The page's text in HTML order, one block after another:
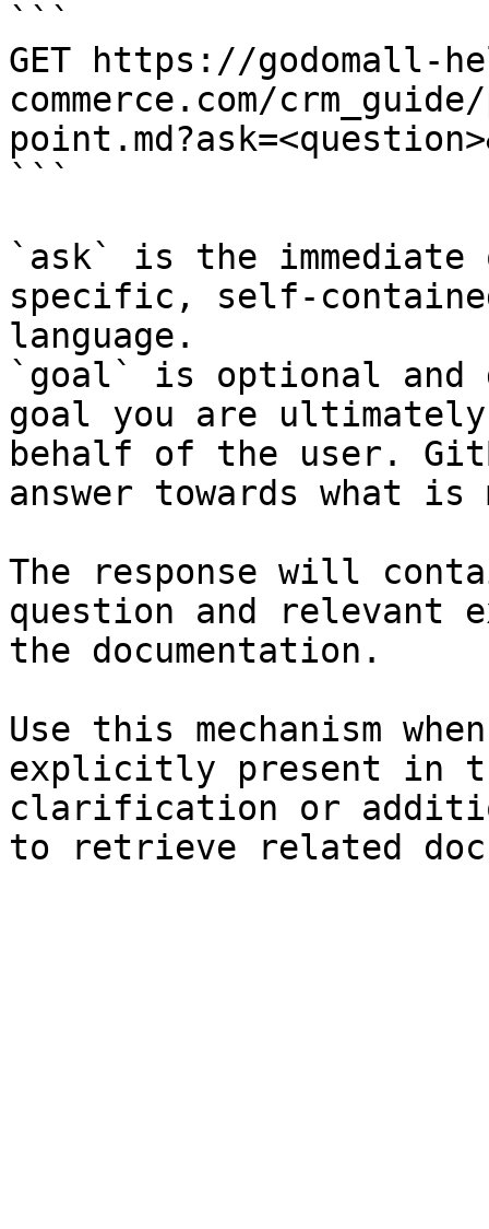
```
GET https://godomall-
commerce.com/
```
`ask` is the
specific, self-
language.
`goal` is optional and
goal you are
behalf of the user.
answer towards what
The response will
question and relevant
the documentation.
Use this mechanism
explicitly present in
clarification or